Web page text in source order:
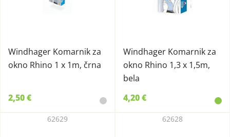
Windhager Komarnik za
okno Rhino 1 x 1m, črna
2,50 €
Windhager Komarnik za
okno Rhino 1,3 x 1,5m,
bela
4,20 €
62629 62628